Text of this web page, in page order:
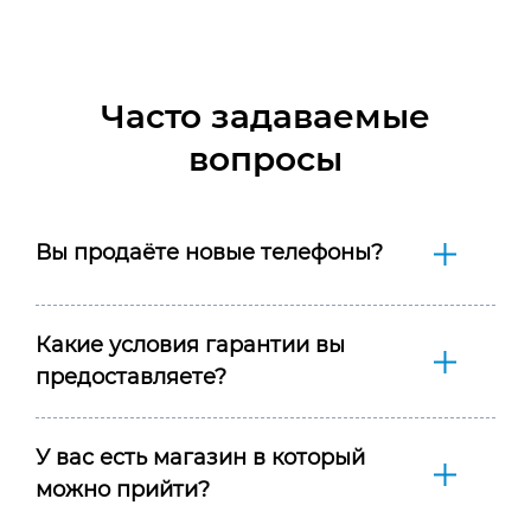
Часто задаваемые
вопросы
Вы продаёте новые телефоны?
Какие условия гарантии вы
предоставляете?
У вас есть магазин в который
можно прийти?